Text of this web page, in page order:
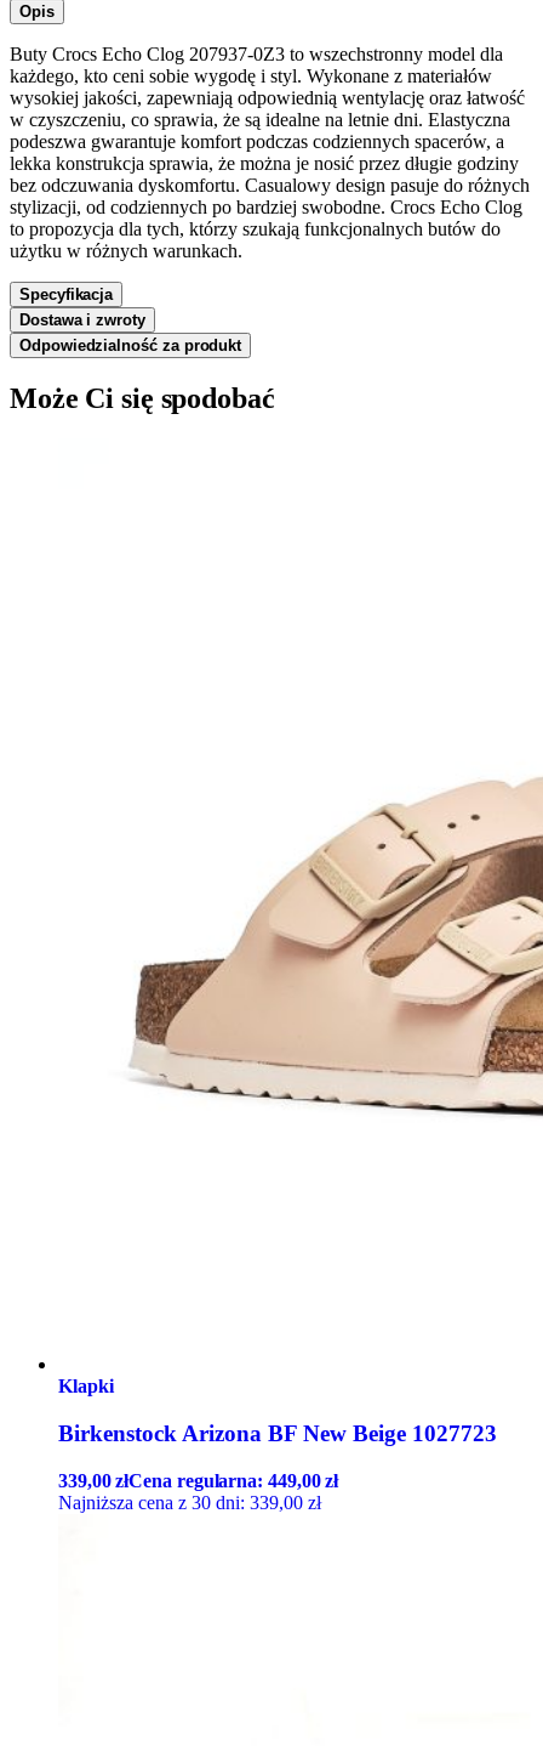
Opis
Buty Crocs Echo Clog 207937-0Z3 to wszechstronny model dla
każdego, kto ceni sobie wygodę i styl. Wykonane z materiałów
wysokiej jakości, zapewniają odpowiednią wentylację oraz łatwość
w czyszczeniu, co sprawia, że są idealne na letnie dni. Elastyczna
podeszwa gwarantuje komfort podczas codziennych spacerów, a
lekka konstrukcja sprawia, że można je nosić przez długie godziny
bez odczuwania dyskomfortu. Casualowy design pasuje do różnych
stylizacji, od codziennych po bardziej swobodne. Crocs Echo Clog
to propozycja dla tych, którzy szukają funkcjonalnych butów do
użytku w różnych warunkach.
Specyfikacja
Dostawa i zwroty
Odpowiedzialność za produkt
Może Ci się spodobać
Klapki
Birkenstock Arizona BF New Beige 1027723
339,00złCena regularna:449,00zł
Najniższa cena z 30 dni: 339,00 zł